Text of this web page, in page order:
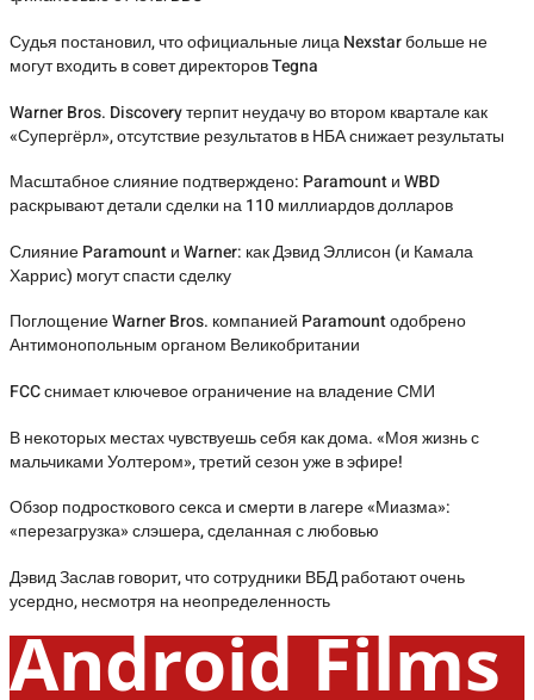
Судья постановил, что официальные лица Nexstar больше не
могут входить в совет директоров Tegna
Warner Bros. Discovery терпит неудачу во втором квартале как
«Супергёрл», отсутствие результатов в НБА снижает результаты
Масштабное слияние подтверждено: Paramount и WBD
раскрывают детали сделки на 110 миллиардов долларов
Слияние Paramount и Warner: как Дэвид Эллисон (и Камала
Харрис) могут спасти сделку
Поглощение Warner Bros. компанией Paramount одобрено
Антимонопольным органом Великобритании
FCC снимает ключевое ограничение на владение СМИ
В некоторых местах чувствуешь себя как дома. «Моя жизнь с
мальчиками Уолтером», третий сезон уже в эфире!
Обзор подросткового секса и смерти в лагере «Миазма»:
«перезагрузка» слэшера, сделанная с любовью
Дэвид Заслав говорит, что сотрудники ВБД работают очень
усердно, несмотря на неопределенность
Android Films